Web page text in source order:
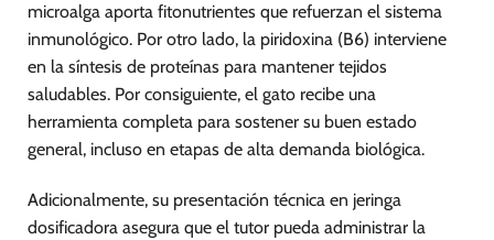
microalga aporta fitonutrientes que refuerzan el sistema
inmunológico. Por otro lado, la piridoxina (B6) interviene
en la síntesis de proteínas para mantener tejidos
saludables. Por consiguiente, el gato recibe una
herramienta completa para sostener su buen estado
general, incluso en etapas de alta demanda biológica.
Adicionalmente, su presentación técnica en jeringa
dosificadora asegura que el tutor pueda administrar la